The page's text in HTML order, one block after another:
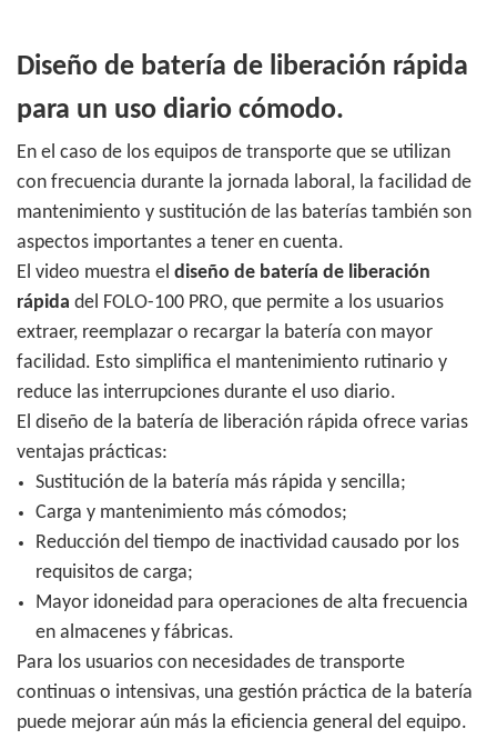
Diseño de batería de liberación rápida
para un uso diario cómodo.
En el caso de los equipos de transporte que se utilizan
con frecuencia durante la jornada laboral, la facilidad de
mantenimiento y sustitución de las baterías también son
aspectos importantes a tener en cuenta.
El video muestra el diseño de batería de liberación
rápida del FOLO-100 PRO, que permite a los usuarios
extraer, reemplazar o recargar la batería con mayor
facilidad. Esto simplifica el mantenimiento rutinario y
reduce las interrupciones durante el uso diario.
El diseño de la batería de liberación rápida ofrece varias
ventajas prácticas:
Sustitución de la batería más rápida y sencilla;
Carga y mantenimiento más cómodos;
Reducción del tiempo de inactividad causado por los
requisitos de carga;
Mayor idoneidad para operaciones de alta frecuencia
en almacenes y fábricas.
Para los usuarios con necesidades de transporte
continuas o intensivas, una gestión práctica de la batería
puede mejorar aún más la eficiencia general del equipo.